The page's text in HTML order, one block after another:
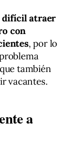
difícil atraer
con
, por lo
también
vacantes.
a